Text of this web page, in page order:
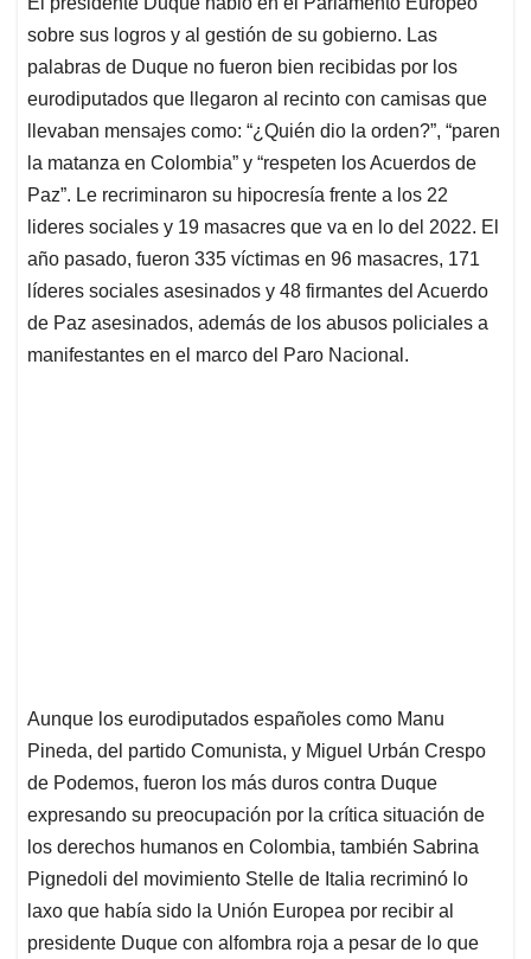
s
A
p
p
b
o
o
k
e
d
I
n
l
a
d
s
sobre sus logros y al gestión de su gobierno. Las
palabras de Duque no fueron bien recibidas por los
eurodiputados que llegaron al recinto con camisas que
llevaban mensajes como: “¿Quién dio la orden?”, “paren
la matanza en Colombia” y “respeten los Acuerdos de
Paz”. Le recriminaron su hipocresía frente a los 22
lideres sociales y 19 masacres que va en lo del 2022. El
año pasado, fueron 335 víctimas en 96 masacres, 171
líderes sociales asesinados y 48 firmantes del Acuerdo
de Paz asesinados, además de los abusos policiales a
manifestantes en el marco del Paro Nacional.
Aunque los eurodiputados españoles como Manu
Pineda, del partido Comunista, y Miguel Urbán Crespo
de Podemos, fueron los más duros contra Duque
expresando su preocupación por la crítica situación de
los derechos humanos en Colombia, también Sabrina
Pignedoli del movimiento Stelle de Italia recriminó lo
laxo que había sido la Unión Europea por recibir al
presidente Duque con alfombra roja a pesar de lo que